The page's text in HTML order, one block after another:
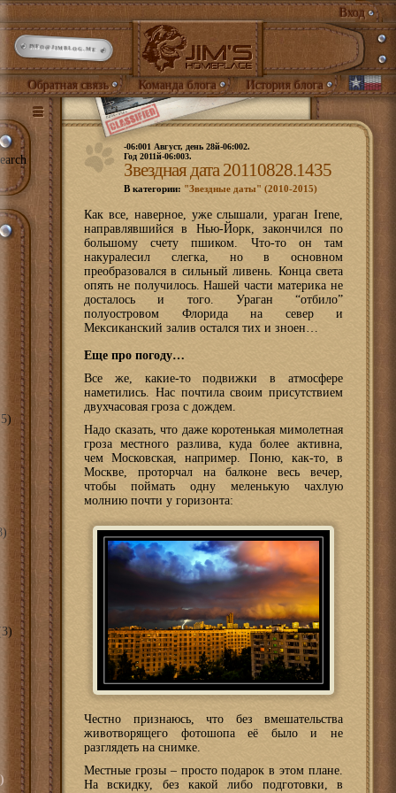
Вход
INFO@JIMBLOG.ME
Обратная связь Команда блога История блога
-06:001 Август, день 28й-06:002.
Год 2011й-06:003.
Звездная дата 20110828.1435
В категории: "Звездные даты" (2010-2015)
Как все, наверное, уже слышали, ураган Irene,
направлявшийся в Нью-Йорк, закончился по
большому счету пшиком. Что-то он там
накуралесил слегка, но в основном
преобразовался в сильный ливень. Конца света
опять не получилось. Нашей части материка не
досталось и того. Ураган “отбило”
полуостровом Флорида на север и
Мексиканский залив остался тих и зноен…
Еще про погоду…
Все же, какие-то подвижки в атмосфере
наметились. Нас почтила своим присутствием
двухчасовая гроза с дождем.
Надо сказать, что даже коротенькая мимолетная
гроза местного разлива, куда более активна,
чем Московская, например. Поню, как-то, в
Москве, проторчал на балконе весь вечер,
чтобы поймать одну меленькую чахлую
молнию почти у горизонта:
Честно признаюсь, что без вмешательства
животворящего фотошопа её было и не
разглядеть на снимке.
Местные грозы – просто подарок в этом плане.
На вскидку, без какой либо подготовки, в